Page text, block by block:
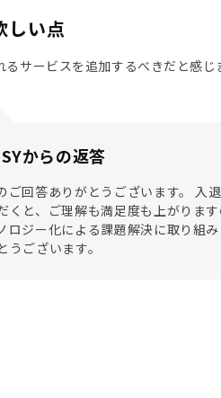
しい点
サービスを追加するべきだと感じ
からの返答
ご回答ありがとうございます。 入
くと、ご理解も満足度も上がりま
ロジー化による課題解決に取り組
うございます。